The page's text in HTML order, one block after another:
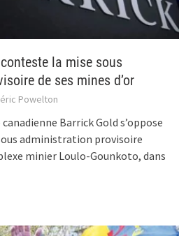
la mise sous
de ses mines d’or
Powelton
Barrick Gold s’oppose
administration provisoire
minier Loulo-Gounkoto, dans